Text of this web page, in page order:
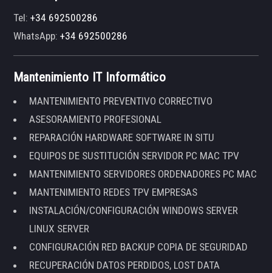
Tel:+34 692500286
WhatsApp:+34 692500286
Mantenimiento IT Informático
MANTENIMIENTO PREVENTIVO CORRECTIVO
ASESORAMIENTO PROFESIONAL
REPARACIÓN HARDWARE SOFTWARE IN SITU
EQUIPOS DE SUSTITUCIÓN SERVIDOR PC MAC TPV
MANTENIMIENTO SERVIDORES ORDENADORES PC MAC
MANTENIMIENTO REDES TPV EMPRESAS
INSTALACIÓN/CONFIGURACIÓN WINDOWS SERVER
LINUX SERVER
CONFIGURACIÓN RED BACKUP COPIA DE SEGURIDAD
RECUPERACIÓN DATOS PERDIDOS, LOST DATA